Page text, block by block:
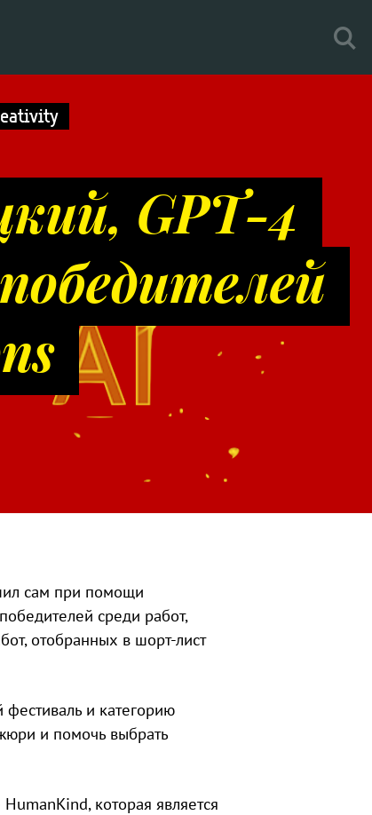
GPT-4
сам при помощи
среди работ,
отобранных в шорт-лист
и категорию
и помочь выбрать
которая является